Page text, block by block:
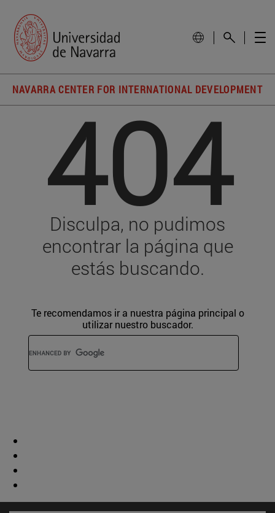
NAVARRA CENTER FOR INTERNATIONAL DEVELOPMENT
404
Disculpa, no pudimos
encontrar la página que
estás buscando.
Te recomendamos ir a nuestra página principal o
utilizar nuestro buscador.